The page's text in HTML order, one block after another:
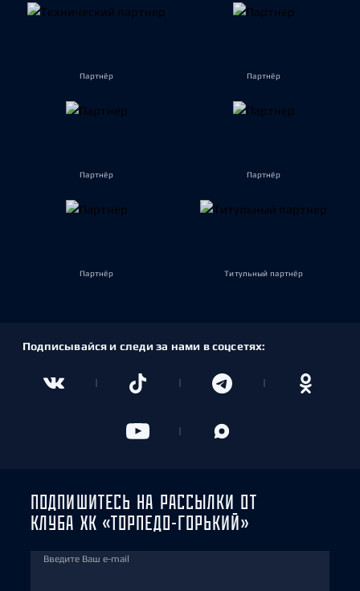
Партнёр Партнёр
Партнёр Партнёр
Партнёр Титульный партнёр
Подписывайся и следи за нами в соцсетях:
ПОДПИШИТЕСЬ НА РАССЫЛКИ ОТ
КЛУБА ХК «ТОРПЕДО-ГОРЬКИЙ»
Введите Ваш e-mail